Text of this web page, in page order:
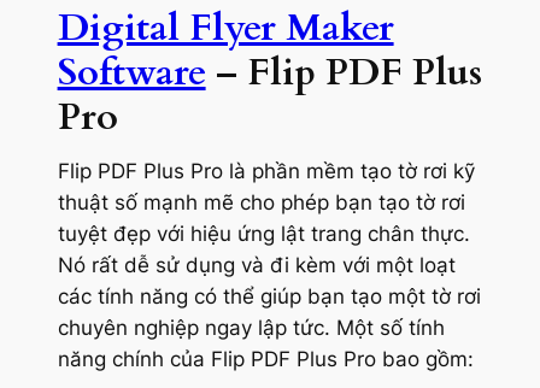
Digital Flyer Maker
Software – Flip PDF Plus
Pro
Flip PDF Plus Pro là phần mềm tạo tờ rơi kỹ
thuật số mạnh mẽ cho phép bạn tạo tờ rơi
tuyệt đẹp với hiệu ứng lật trang chân thực.
Nó rất dễ sử dụng và đi kèm với một loạt
các tính năng có thể giúp bạn tạo một tờ rơi
chuyên nghiệp ngay lập tức. Một số tính
năng chính của Flip PDF Plus Pro bao gồm: